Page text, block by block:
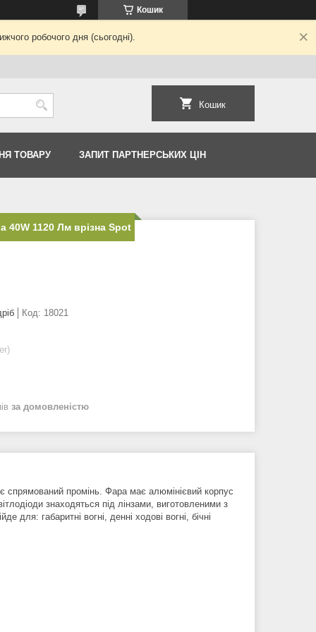
Кошик
робочого дня (сьогодні).
Кошик
ТОВАРУ ЗАПИТ ПАРТНЕРСЬКИХ ЦІН
40W 1120 Лм врізна Spot
Код: 18021
за домовленістю
спрямований промінь. Фара має алюмінієвий корпус
знаходяться під лінзами, виготовленими з
для: габаритні вогні, денні ходові вогні, бічні